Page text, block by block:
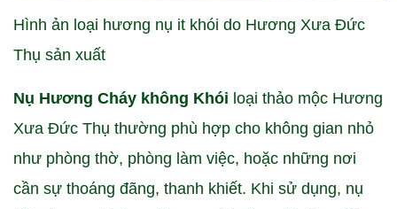
Hình ản loại hương nụ it khói do Hương Xưa Đức
Thụ sản xuất
Nụ Hương Cháy không Khói loại thảo mộc Hương
Xưa Đức Thụ thường phù hợp cho không gian nhỏ
như phòng thờ, phòng làm việc, hoặc những nơi
cần sự thoáng đãng, thanh khiết. Khi sử dụng, nụ